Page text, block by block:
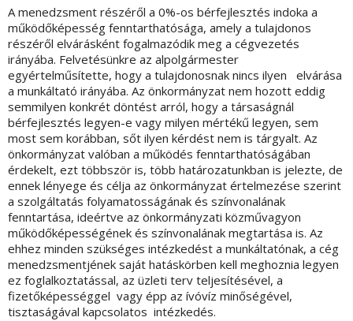
A menedzsment részéről a 0%-os bérfejlesztés indoka a
működőképesség fenntarthatósága, amely a tulajdonos
részéről elvárásként fogalmazódik meg a cégvezetés
irányába. Felvetésünkre az alpolgármester
egyértelműsítette, hogy a tulajdonosnak nincs ilyen elvárása
a munkáltató irányába. Az önkormányzat nem hozott eddig
semmilyen konkrét döntést arról, hogy a társaságnál
bérfejlesztés legyen-e vagy milyen mértékű legyen, sem
most sem korábban, sőt ilyen kérdést nem is tárgyalt. Az
önkormányzat valóban a működés fenntarthatóságában
érdekelt, ezt többször is, több határozatunkban is jelezte, de
ennek lényege és célja az önkormányzat értelmezése szerint
a szolgáltatás folyamatosságának és színvonalának
fenntartása, ideértve az önkormányzati közművagyon
működőképességének és színvonalának megtartása is. Az
ehhez minden szükséges intézkedést a munkáltatónak, a cég
menedzsmentjének saját hatáskörben kell meghoznia legyen
ez foglalkoztatással, az üzleti terv teljesítésével, a
fizetőképességgel vagy épp az ívóvíz minőségével,
tisztaságával kapcsolatos intézkedés.